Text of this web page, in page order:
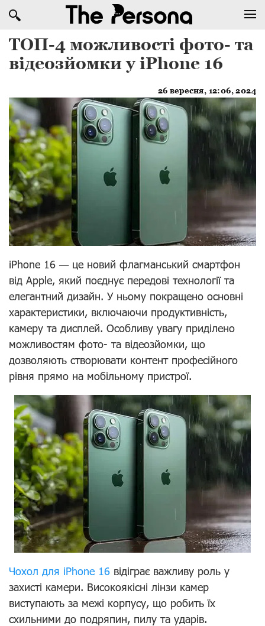
ТОП-4 можливості фото- та
відеозйомки у iPhone 16
26 вересня, 12:06, 2024
iPhone 16 — це новий флагманський смартфон
від Apple, який поєднує передові технології та
елегантний дизайн. У ньому покращено основні
характеристики, включаючи продуктивність,
камеру та дисплей. Особливу увагу приділено
можливостям фото- та відеозйомки, що
дозволяють створювати контент професійного
рівня прямо на мобільному пристрої.
Чохол для iPhone 16 відіграє важливу роль у
захисті камери. Високоякісні лінзи камер
виступають за межі корпусу, що робить їх
схильними до подряпин, пилу та ударів.